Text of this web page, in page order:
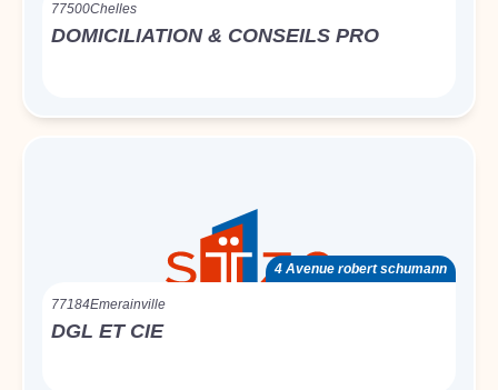
77500Chelles
DOMICILIATION & CONSEILS PRO
4 Avenue robert schumann
77184Emerainville
DGL ET CIE